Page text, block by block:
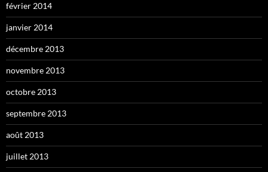
février 2014
janvier 2014
décembre 2013
novembre 2013
octobre 2013
septembre 2013
août 2013
juillet 2013